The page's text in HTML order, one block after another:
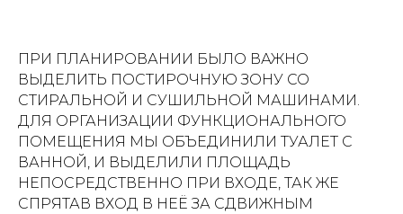
ПРИ ПЛАНИРОВАНИИ БЫЛО ВАЖНО
ВЫДЕЛИТЬ ПОСТИРОЧНУЮ ЗОНУ СО
СТИРАЛЬНОЙ И СУШИЛЬНОЙ МАШИНАМИ.
ДЛЯ ОРГАНИЗАЦИИ ФУНКЦИОНАЛЬНОГО
ПОМЕЩЕНИЯ МЫ ОБЪЕДИНИЛИ ТУАЛЕТ С
ВАННОЙ, И ВЫДЕЛИЛИ ПЛОЩАДЬ
НЕПОСРЕДСТВЕННО ПРИ ВХОДЕ, ТАК ЖЕ
СПРЯТАВ ВХОД В НЕЁ ЗА СДВИЖНЫМ